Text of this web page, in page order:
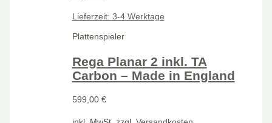
Lieferzeit: 3-4 Werktage
Plattenspieler
Rega Planar 2 inkl. TA
Carbon – Made in England
599,00 €